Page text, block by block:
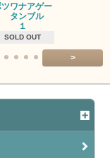
ツワナアゲー
タンブル
１
SOLD OUT
>